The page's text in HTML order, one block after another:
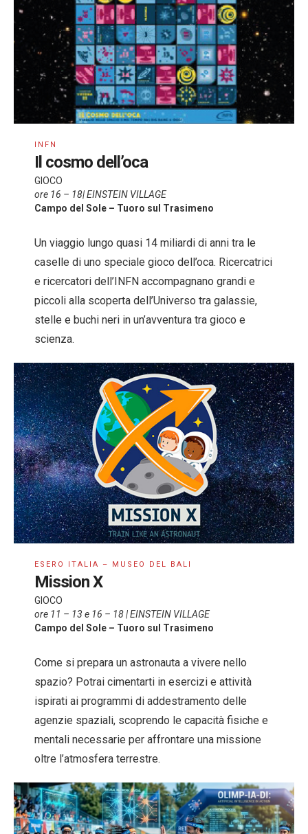
INFN
Il cosmo dell’oca
GIOCO
ore 16 – 18| EINSTEIN VILLAGE
Campo del Sole – Tuoro sul Trasimeno
Un viaggio lungo quasi 14 miliardi di anni tra le
caselle di uno speciale gioco dell’oca. Ricercatrici
e ricercatori dell’INFN accompagnano grandi e
piccoli alla scoperta dell’Universo tra galassie,
stelle e buchi neri in un’avventura tra gioco e
scienza.
ESERO ITALIA – MUSEO DEL BALI
Mission X
GIOCO
ore 11 – 13 e 16 – 18 | EINSTEIN VILLAGE
Campo del Sole – Tuoro sul Trasimeno
Come si prepara un astronauta a vivere nello
spazio? Potrai cimentarti in esercizi e attività
ispirati ai programmi di addestramento delle
agenzie spaziali, scoprendo le capacità fisiche e
mentali necessarie per affrontare una missione
oltre l’atmosfera terrestre.